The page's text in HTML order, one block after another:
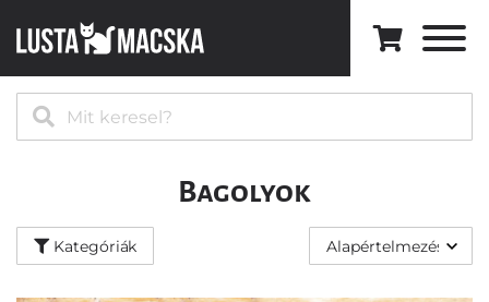
Bagolyok
Kategóriák
Kategóriák
Minden
modell
⚡️
Best
Sellers